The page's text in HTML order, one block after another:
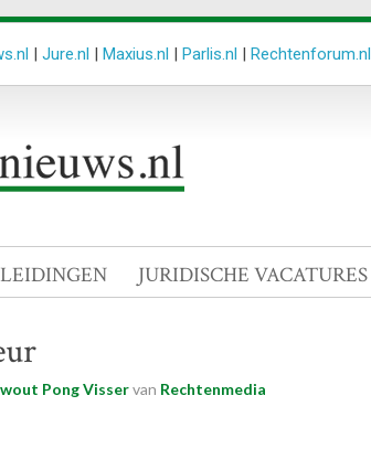
| Jure.nl | Maxius.nl | Parlis.nl | Rechtenforum.nl
JURIDISCHE VACATURES
Pong Visservan Rechtenmedia